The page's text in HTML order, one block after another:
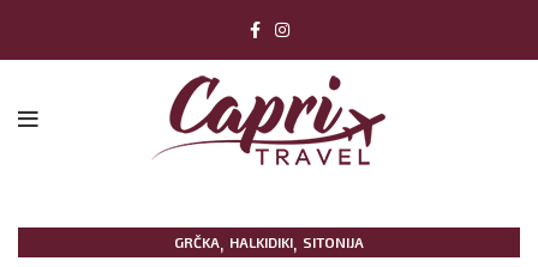
GRČKA, HALKIDIKI, SITONIJA